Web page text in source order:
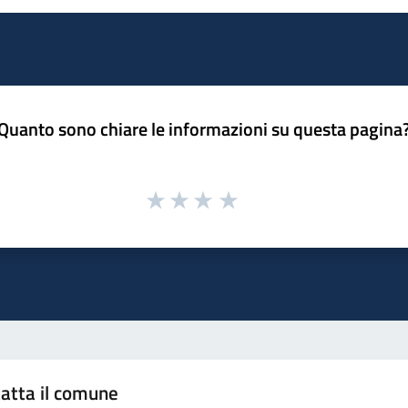
sono chiare le informazioni su questa
il comune